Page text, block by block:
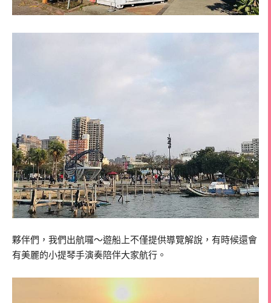
夥伴們，我們出航囉～遊船上不僅提供導覽解說，有時候還會
有美麗的小提琴手演奏陪伴大家航行。